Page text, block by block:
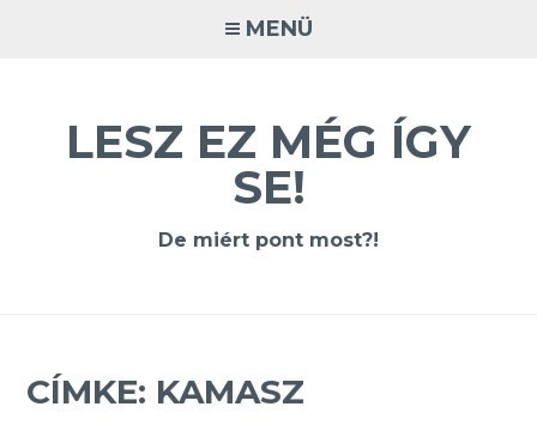
MENÜ
LESZ EZ MÉG ÍGY
SE!
De miért pont most?!
CÍMKE: KAMASZ